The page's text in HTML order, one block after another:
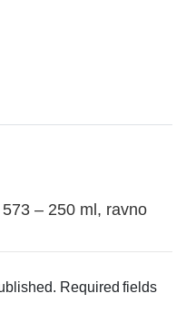
– 250 ml, ravno
Required fields